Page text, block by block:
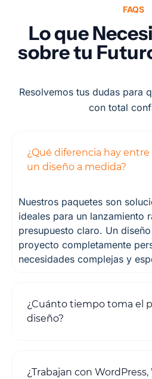
FAQS
Lo que
sobre tu
Resolvemos tus dudas para
con total
¿Qué diferencia hay
un diseño a medida?
Nuestros paquetes son
ideales para un lanzamiento
presupuesto claro. Un
proyecto completamente
necesidades complejas y
¿Cuánto tiempo toma el
diseño?
¿Trabajan con